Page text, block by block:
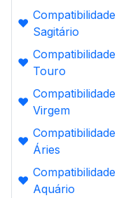
❤️
Sagitário
❤️
Touro
❤️
Virgem
❤️
Áries
❤️
Aquário